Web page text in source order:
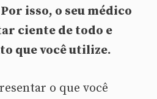
Por isso, o seu médico
ciente de todo e
que você utilize.
o que você